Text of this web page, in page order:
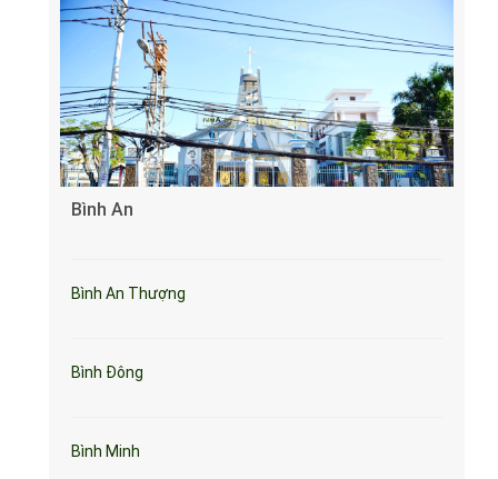
Bình An
Bình An Thượng
Bình Đông
Bình Minh